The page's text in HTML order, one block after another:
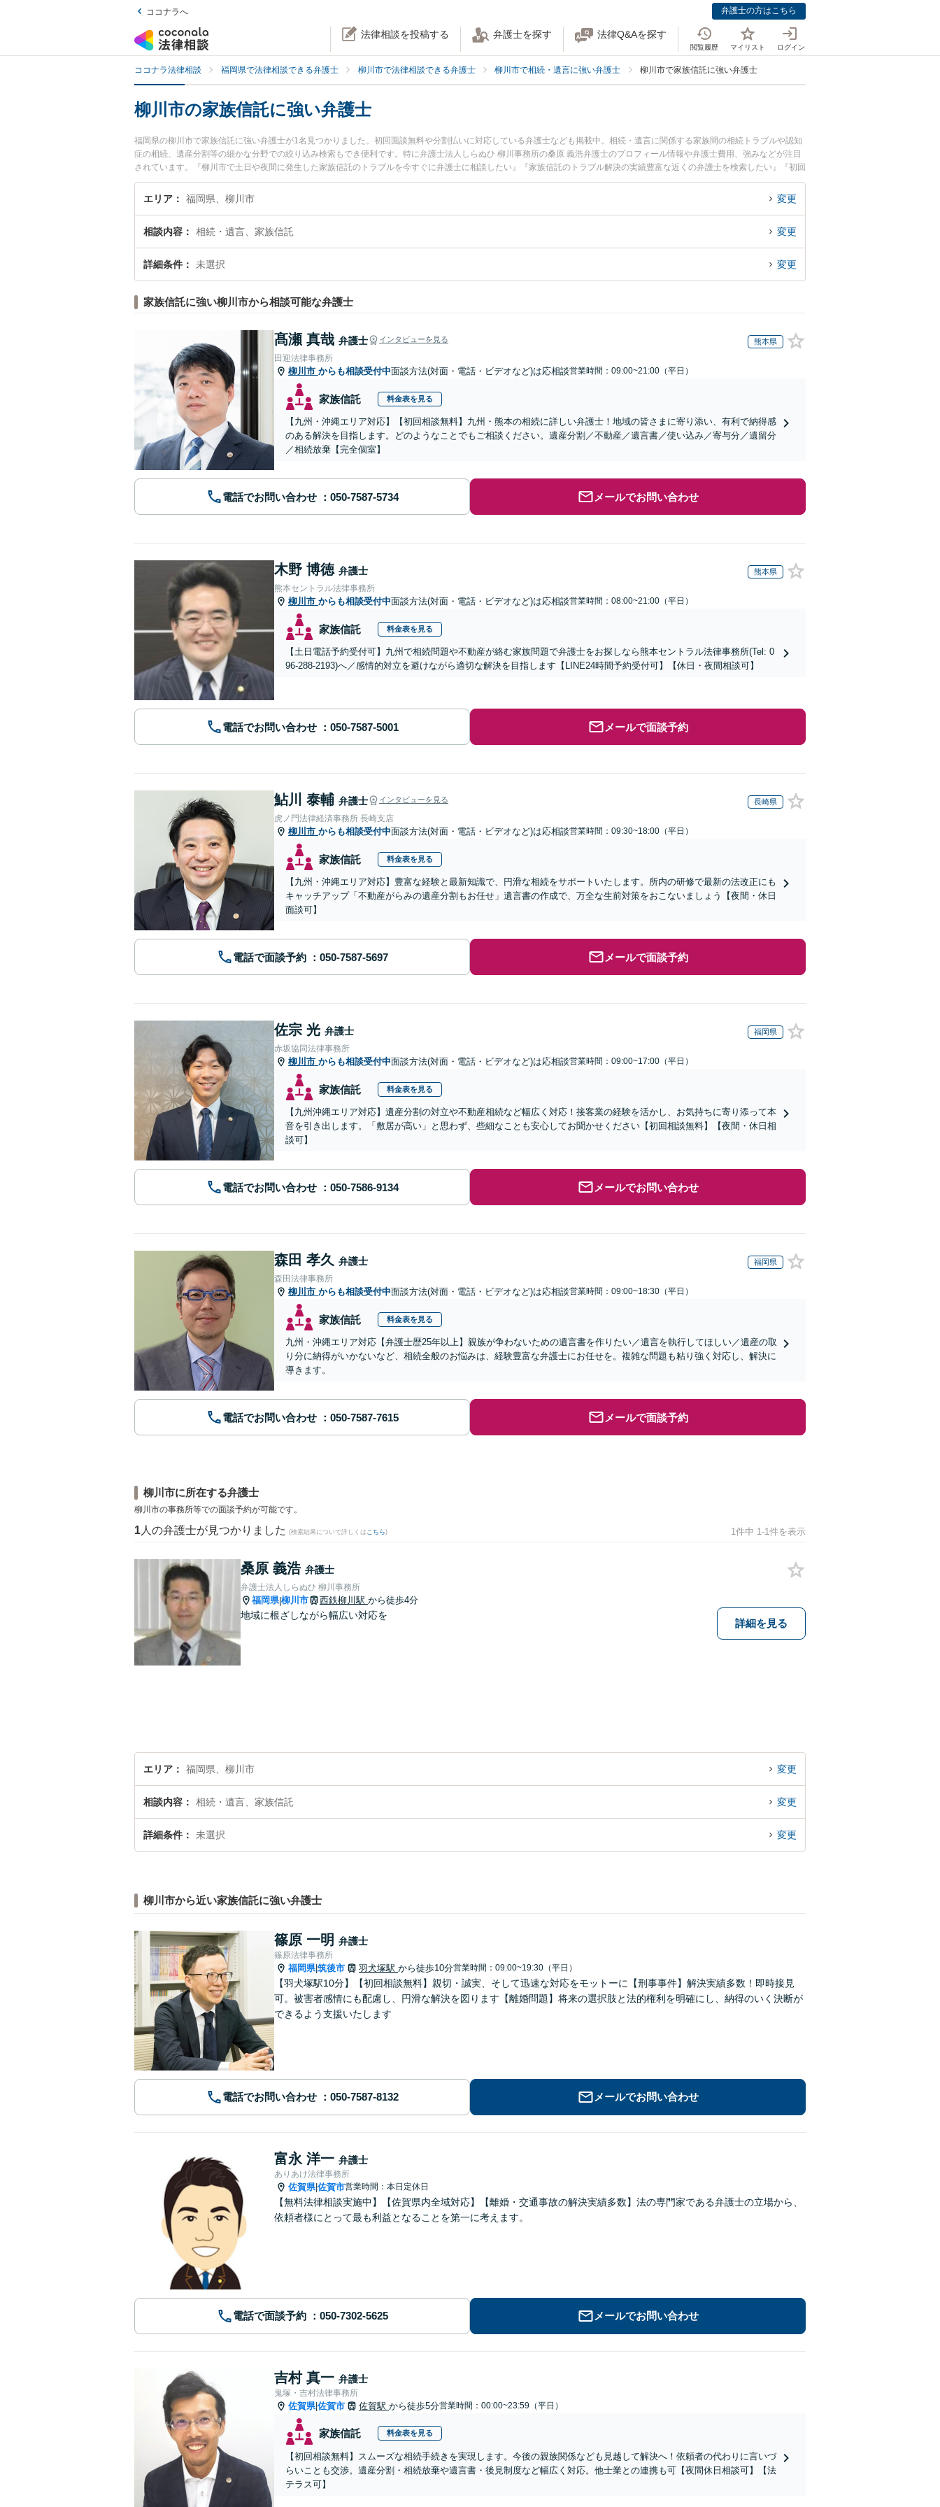
ココナラへ 弁護士の方はこちら
法律相談を投稿する 弁護士を探す 法律Q&Aを探す
閲覧履歴 マイリスト ログイン
ココナラ法律相談 福岡県で法律相談できる弁護士 柳川市で法律相談できる弁護士 柳川市で相続・遺言に強い弁護士 柳川市で家族信託に強い弁護士
柳川市の家族信託に強い弁護士
福岡県の柳川市で家族信託に強い弁護士が1名見つかりました。初回面談無料や分割払いに対応している弁護士なども掲載中。相続・遺言に関係する家族間の相続トラブルや認知
症の相続、遺産分割等の細かな分野での絞り込み検索もでき便利です。特に弁護士法人しらぬひ 柳川事務所の桑原 義浩弁護士のプロフィール情報や弁護士費用、強みなどが注目
されています。『柳川市で土日や夜間に発生した家族信託のトラブルを今すぐに弁護士に相談したい』『家族信託のトラブル解決の実績豊富な近くの弁護士を検索したい』『初回
相談無料で家族信託を法律相談できる柳川市内の弁護士に相談予約したい』などでお困りの相談者さんにおすすめです。
エリア 福岡県、柳川市 変更
相談内容 相続・遺言、家族信託 変更
詳細条件 未選択 変更
家族信託に強い柳川市から相談可能な弁護士
髙瀬 真哉 弁護士 インタビューを見る 熊本県
田迎法律事務所
柳川市 からも相談受付中面談方法(対面・電話・ビデオなど)は応相談営業時間：09:00~21:00（平日）
家族信託 料金表を見る
【九州・沖縄エリア対応】【初回相談無料】九州・熊本の相続に詳しい弁護士！地域の皆さまに寄り添い、有利で納得感
のある解決を目指します。どのようなことでもご相談ください。遺産分割／不動産／遺言書／使い込み／寄与分／遺留分
／相続放棄【完全個室】
電話でお問い合わせ メールでお問い合わせ
木野 博徳 弁護士 熊本県
熊本セントラル法律事務所
柳川市 からも相談受付中面談方法(対面・電話・ビデオなど)は応相談営業時間：08:00~21:00（平日）
家族信託 料金表を見る
【土日電話予約受付可】九州で相続問題や不動産が絡む家族問題で弁護士をお探しなら熊本セントラル法律事務所(Tel: 0
96-288-2193)へ／感情的対立を避けながら適切な解決を目指します【LINE24時間予約受付可】【休日・夜間相談可】
電話でお問い合わせ メールで面談予約
鮎川 泰輔 弁護士 インタビューを見る 長崎県
虎ノ門法律経済事務所 長崎支店
柳川市 からも相談受付中面談方法(対面・電話・ビデオなど)は応相談営業時間：09:30~18:00（平日）
家族信託 料金表を見る
【九州・沖縄エリア対応】豊富な経験と最新知識で、円滑な相続をサポートいたします。所内の研修で最新の法改正にも
キャッチアップ「不動産がらみの遺産分割もお任せ」遺言書の作成で、万全な生前対策をおこないましょう【夜間・休日
面談可】
電話で面談予約 メールで面談予約
佐宗 光 弁護士 福岡県
赤坂協同法律事務所
柳川市 からも相談受付中面談方法(対面・電話・ビデオなど)は応相談営業時間：09:00~17:00（平日）
家族信託 料金表を見る
【九州沖縄エリア対応】遺産分割の対立や不動産相続など幅広く対応！接客業の経験を活かし、お気持ちに寄り添って本
音を引き出します。「敷居が高い」と思わず、些細なことも安心してお聞かせください【初回相談無料】【夜間・休日相
談可】
電話でお問い合わせ メールでお問い合わせ
森田 孝久 弁護士 福岡県
森田法律事務所
柳川市 からも相談受付中面談方法(対面・電話・ビデオなど)は応相談営業時間：09:00~18:30（平日）
家族信託 料金表を見る
九州・沖縄エリア対応【弁護士歴25年以上】親族が争わないための遺言書を作りたい／遺言を執行してほしい／遺産の取
り分に納得がいかないなど、相続全般のお悩みは、経験豊富な弁護士にお任せを。複雑な問題も粘り強く対応し、解決に
導きます。
電話でお問い合わせ メールで面談予約
柳川市に所在する弁護士
柳川市の事務所等での面談予約が可能です。
1 人の弁護士が見つかりました (検索結果について詳しくは こちら) 1件中 1-1件を表示
桑原 義浩 弁護士
弁護士法人しらぬひ 柳川事務所
福岡県|柳川市 西鉄柳川駅 から徒歩4分
地域に根ざしながら幅広い対応を
詳細を見る
エリア 福岡県、柳川市 変更
相談内容 相続・遺言、家族信託 変更
詳細条件 未選択 変更
柳川市から近い家族信託に強い弁護士
篠原 一明 弁護士
篠原法律事務所
福岡県|筑後市 羽犬塚駅 から徒歩10分営業時間：09:00~19:30（平日）
【羽犬塚駅10分】【初回相談無料】親切・誠実、そして迅速な対応をモットーに【刑事事件】解決実績多数！即時接見
可。被害者感情にも配慮し、円滑な解決を図ります【離婚問題】将来の選択肢と法的権利を明確にし、納得のいく決断が
できるよう支援いたします
電話でお問い合わせ メールでお問い合わせ
富永 洋一 弁護士
ありあけ法律事務所
佐賀県|佐賀市営業時間：本日定休日
【無料法律相談実施中】【佐賀県内全域対応】【離婚・交通事故の解決実績多数】法の専門家である弁護士の立場から、
依頼者様にとって最も利益となることを第一に考えます。
電話で面談予約 メールでお問い合わせ
吉村 真一 弁護士
鬼塚・吉村法律事務所
佐賀県|佐賀市 佐賀駅 から徒歩5分営業時間：00:00~23:59（平日）
家族信託 料金表を見る
【初回相談無料】スムーズな相続手続きを実現します。今後の親族関係なども見越して解決へ！依頼者の代わりに言いづ
らいことも交渉。遺産分割・相続放棄や遺言書・後見制度など幅広く対応。他士業との連携も可【夜間休日相談可】【法
テラス可】